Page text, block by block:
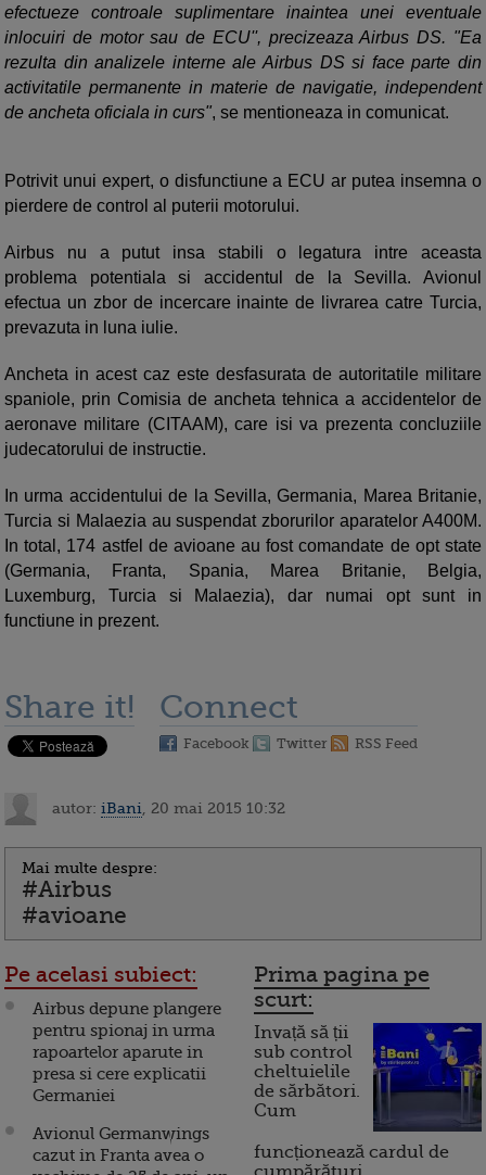
efectueze controale suplimentare inaintea unei eventuale
inlocuiri de motor sau de ECU'', precizeaza Airbus DS. "Ea
rezulta din analizele interne ale Airbus DS si face parte din
activitatile permanente in materie de navigatie, independent
de ancheta oficiala in curs", se mentioneaza in comunicat.
Potrivit unui expert, o disfunctiune a ECU ar putea insemna o
pierdere de control al puterii motorului.
Airbus nu a putut insa stabili o legatura intre aceasta
problema potentiala si accidentul de la Sevilla. Avionul
efectua un zbor de incercare inainte de livrarea catre Turcia,
prevazuta in luna iulie.
Ancheta in acest caz este desfasurata de autoritatile militare
spaniole, prin Comisia de ancheta tehnica a accidentelor de
aeronave militare (CITAAM), care isi va prezenta concluziile
judecatorului de instructie.
In urma accidentului de la Sevilla, Germania, Marea Britanie,
Turcia si Malaezia au suspendat zborurilor aparatelor A400M.
In total, 174 astfel de avioane au fost comandate de opt state
(Germania, Franta, Spania, Marea Britanie, Belgia,
Luxemburg, Turcia si Malaezia), dar numai opt sunt in
functiune in prezent.
Share it! Connect
Facebook Twitter RSS Feed
autor: iBani , 20 mai 2015 10:32
Mai multe despre:
#Airbus
#avioane
Pe acelasi subiect:
Airbus depune plangere
pentru spionaj in urma
rapoartelor aparute in
presa si cere explicatii
Germaniei
Avionul Germanwings
cazut in Franta avea o
Prima pagina pe
scurt:
Invață să ții
sub control
cheltuielile
de sărbători.
Cum
funcționează cardul de